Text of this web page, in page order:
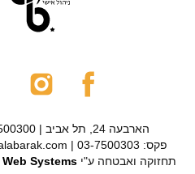
הארבעה 24, תל אביב | 03-7500300
פקס: 03-7500303 | info@ayalabarak.com
תחזוקה ואבטחה ע"יWeb Systems